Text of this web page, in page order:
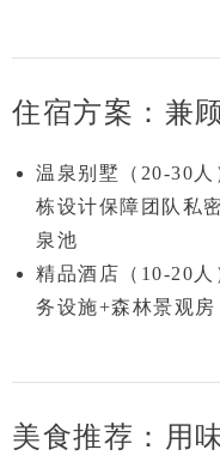
住宿方案：兼
温泉别墅（20-30人
栋设计保障团队私
泉池
精品酒店（10-20人
务设施+森林景观
美食推荐：用